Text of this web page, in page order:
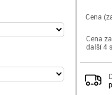
Cena
Cena
další 4